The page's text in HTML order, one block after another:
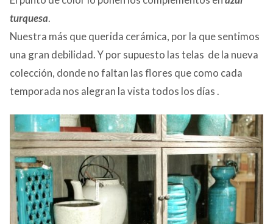
turquesa.
Nuestra más que querida cerámica, por la que sentimos
una gran debilidad. Y por supuesto las telas de la nueva
colección, donde no faltan las flores que como cada
temporada nos alegran la vista todos los días .